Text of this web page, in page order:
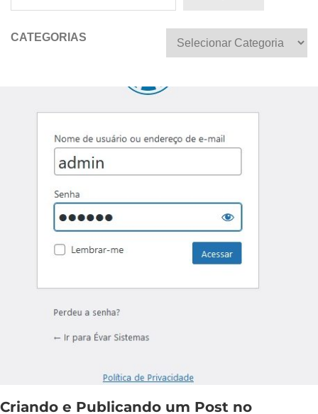
CATEGORIAS
Criando e Publicando um Post no